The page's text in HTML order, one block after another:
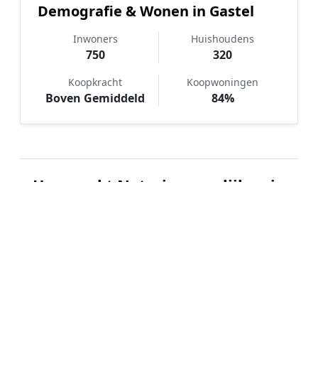
Demografie & Wonen in Gastel
Inwoners
750
Huishoudens
320
Koopkracht
Boven Gemiddeld
Koopwoningen
84%
Hoe werkt Notaris vergelijken in